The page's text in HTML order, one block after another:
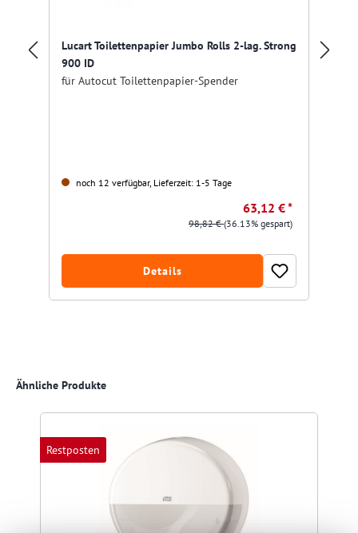
Lucart Toilettenpapier Jumbo Rolls 2-lag. Strong
900 ID
für Autocut Toilettenpapier-Spender
noch 12 verfügbar, Lieferzeit: 1-5 Tage
63,12 € *
98,82 €(36.13% gespart)
Details
Produktgalerie überspringen
Ähnliche Produkte
Restposten